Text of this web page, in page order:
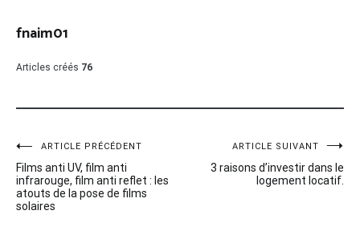
fnaim01
Articles créés 76
Navigation
de
l’article
ARTICLE PRÉCÉDENT
Films anti UV, film anti
infrarouge, film anti reflet : les
atouts de la pose de films
solaires
ARTICLE SUIVANT
3 raisons d’investir dans le
logement locatif.